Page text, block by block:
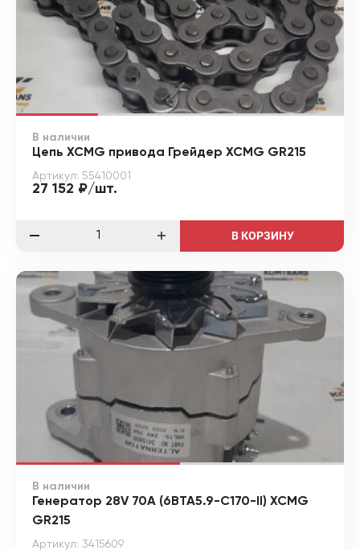
В наличии
Цепь XCMG привода Грейдер XCMG GR215
Артикул: 55410001
27 152 ₽/шт.
В КОРЗИНУ
В наличии
Генератор 28V 70A (6BTA5.9-C170-II) XCMG
GR215
Артикул: 3415609